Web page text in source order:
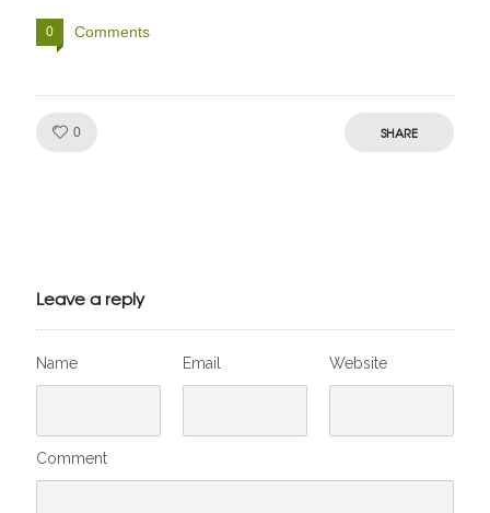
0 Comments
0 SHARE
Leave a reply
Name Email Website
Comment